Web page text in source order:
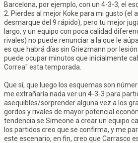
Barcelona, por ejemplo, con un 4-3-3, el
2. Pierdes al mejor Koke para mi gusto (el
desmarque del 9 rápido), pero tu mejor
largo, y un equipo con poca calidad
rivales) no puede renunciar a la que le
es que habrá días sin Griezmann por
puede ocupar minutos que inicialmente
Correa" esta temporada.
Que sí, que luego los esquemas son
me extrañaría nada ver un 4-3-3 para
asequibles/sorprender alguna vez a los
gordos y rivales de mayor potencial
tendencia se Simeone a crear un equipo
los partidos creo que se confirma, y me
este escenario, en fin, creo que Carrasco